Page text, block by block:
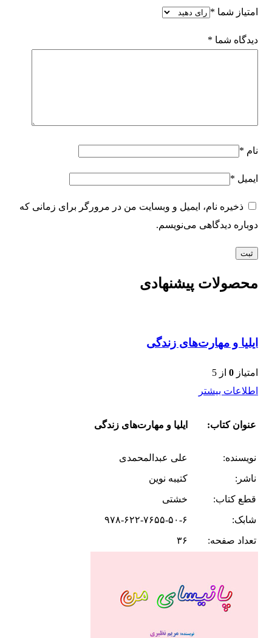
امتیاز شما *
دیدگاه شما *
نام *
ایمیل *
ذخیره نام، ایمیل و وبسایت من در مرورگر برای زمانی که
دوباره دیدگاهی می‌نویسم.
محصولات پیشنهادی
ایلیا و مهارت‌های زندگی
امتیاز 0 از 5
اطلاعات بیشتر
عنوان کتاب: ایلیا و مهارت‌های زندگی
نویسنده:
علی عبدالمحمدی
ناشر:
کتیبه نوین
قطع کتاب:
خشتی
شابک:
۹۷۸-۶۲۲-۷۶۵۵-۵۰-۶
تعداد صفحه:
۳۶